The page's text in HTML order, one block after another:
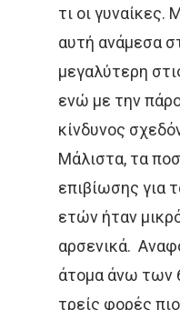
τι οι γυναίκες.
αυτή ανάμεσα
μεγαλύτερη
ενώ με την
κίνδυνος
Μάλιστα, τα
επιβίωσης για
ετών ήταν
αρσενικά.
άτομα άνω των
τρείς φορές